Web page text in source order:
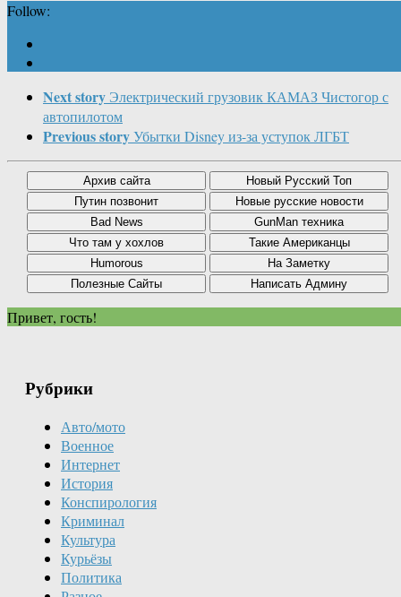
Follow:
Next story Электрический грузовик КАМАЗ Чистогор с
автопилотом
Previous storyУбытки Disney из-за уступок ЛГБТ
Привет, гость!
Рубрики
Авто/мото
Военное
Интернет
История
Конспирология
Криминал
Культура
Курьёзы
Политика